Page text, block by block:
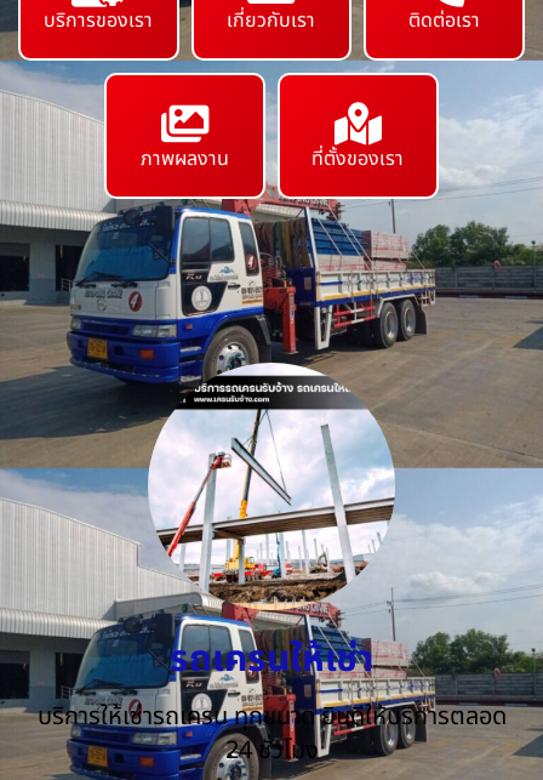
บริการของเรา เกี่ยวกับเรา ติดต่อเรา
ภาพผลงาน ที่ตั้งของเรา
รถเครนให้เช่า
บริการให้เช่ารถเครน ทุกขนาด ยินดีให้บริการตลอด
24 ชั่วโมง